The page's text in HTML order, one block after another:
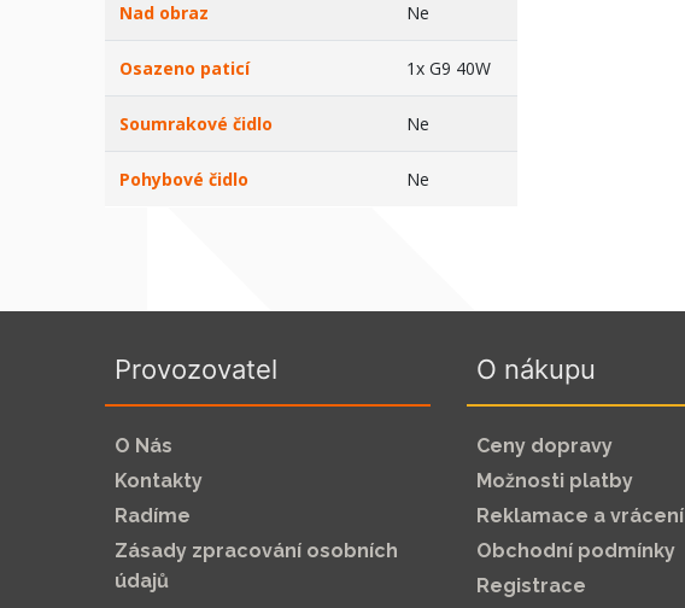
Nad obraz Ne
Osazeno paticí 1x G9 40W
Soumrakové čidlo Ne
Pohybové čidlo Ne
Provozovatel
O Nás
Kontakty
Radíme
Zásady zpracování osobních
údajů
O nákupu
Ceny dopravy
Možnosti platby
Reklamace a vrácení
Obchodní podmínky
Registrace